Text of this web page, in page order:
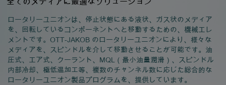
ロータリーユニオンは、停止状態にある液状、ガス状のメディア
を、回転しているコンポーネントへと移動するための、機械エレ
メントです。OTT-JAKOB のロータリーユニオンにより、様々な
メディアを、スピンドルを介して移動させることが可能です。油
圧式、エア式、クーラント、MQL（最小油量潤滑）、スピンドル
内部冷却、極低温加工等、複数のチャンネル数に応じた総合的な
ロータリーユニオン製品プログラムを、提供しています。